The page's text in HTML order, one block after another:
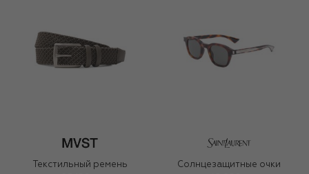
Текстильный ремень
Солнцезащитные очки